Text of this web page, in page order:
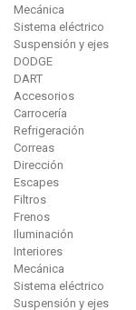
Mecánica
Sistema eléctrico
Suspensión y ejes
DODGE
DART
Accesorios
Carrocería
Refrigeración
Correas
Dirección
Escapes
Filtros
Frenos
Iluminación
Interiores
Mecánica
Sistema eléctrico
Suspensión y ejes